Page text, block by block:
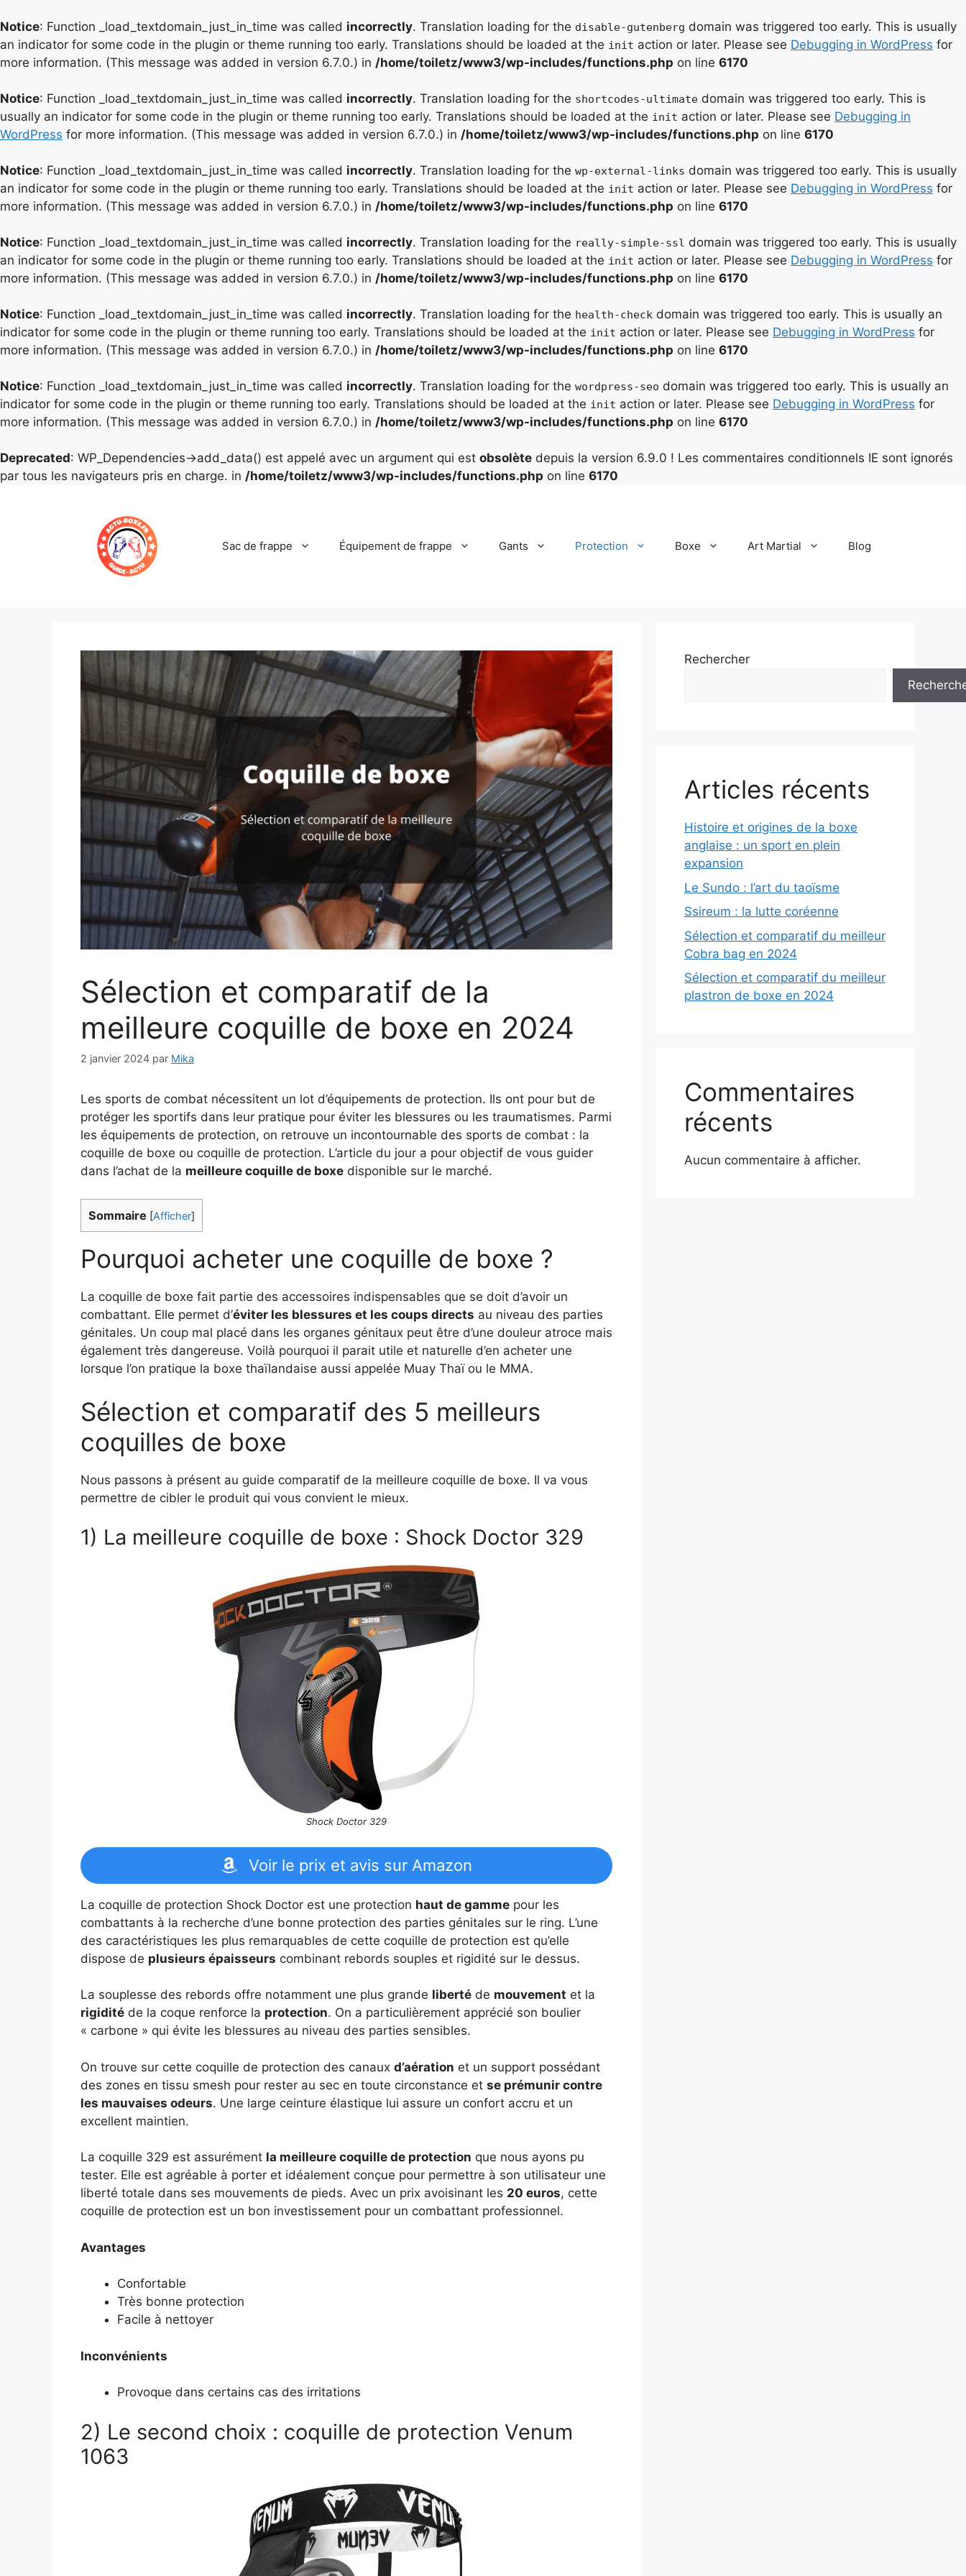
Notice: Function _load_textdomain_just_in_time was called incorrectly. Translation loading for the disable-gutenberg domain was triggered too early. This is usually
an indicator for some code in the plugin or theme running too early. Translations should be loaded at the init action or later. Please see Debugging in WordPress for
more information. (This message was added in version 6.7.0.) in /home/toiletz/www3/wp-includes/functions.php on line 6170
Notice: Function _load_textdomain_just_in_time was called incorrectly. Translation loading for the shortcodes-ultimate domain was triggered too early. This is
usually an indicator for some code in the plugin or theme running too early. Translations should be loaded at the init action or later. Please see Debugging in
WordPress for more information. (This message was added in version 6.7.0.) in /home/toiletz/www3/wp-includes/functions.php on line 6170
Notice: Function _load_textdomain_just_in_time was called incorrectly. Translation loading for the wp-external-links domain was triggered too early. This is usually
an indicator for some code in the plugin or theme running too early. Translations should be loaded at the init action or later. Please see Debugging in WordPress for
more information. (This message was added in version 6.7.0.) in /home/toiletz/www3/wp-includes/functions.php on line 6170
Notice: Function _load_textdomain_just_in_time was called incorrectly. Translation loading for the really-simple-ssl domain was triggered too early. This is usually
an indicator for some code in the plugin or theme running too early. Translations should be loaded at the init action or later. Please see Debugging in WordPress for
more information. (This message was added in version 6.7.0.) in /home/toiletz/www3/wp-includes/functions.php on line 6170
Notice: Function _load_textdomain_just_in_time was called incorrectly. Translation loading for the health-check domain was triggered too early. This is usually an
indicator for some code in the plugin or theme running too early. Translations should be loaded at the init action or later. Please see Debugging in WordPress for
more information. (This message was added in version 6.7.0.) in /home/toiletz/www3/wp-includes/functions.php on line 6170
Notice: Function _load_textdomain_just_in_time was called incorrectly. Translation loading for the wordpress-seo domain was triggered too early. This is usually an
indicator for some code in the plugin or theme running too early. Translations should be loaded at the init action or later. Please see Debugging in WordPress for
more information. (This message was added in version 6.7.0.) in /home/toiletz/www3/wp-includes/functions.php on line 6170
Deprecated: WP_Dependencies->add_data() est appelé avec un argument qui est obsolète depuis la version 6.9.0 ! Les commentaires conditionnels IE sont ignorés
par tous les navigateurs pris en charge. in /home/toiletz/www3/wp-includes/functions.php on line 6170
Sac de frappe Équipement de frappe Gants Protection Boxe Art Martial Blog
Sélection et comparatif de la
meilleure coquille de boxe en 2024
2 janvier 2024 par Mika
Les sports de combat nécessitent un lot d’équipements de protection. Ils ont pour but de
protéger les sportifs dans leur pratique pour éviter les blessures ou les traumatismes. Parmi
les équipements de protection, on retrouve un incontournable des sports de combat : la
coquille de boxe ou coquille de protection. L’article du jour a pour objectif de vous guider
dans l’achat de la meilleure coquille de boxe disponible sur le marché.
Sommaire [Afficher]
Pourquoi acheter une coquille de boxe ?
La coquille de boxe fait partie des accessoires indispensables que se doit d’avoir un
combattant. Elle permet d’éviter les blessures et les coups directs au niveau des parties
génitales. Un coup mal placé dans les organes génitaux peut être d’une douleur atroce mais
également très dangereuse. Voilà pourquoi il parait utile et naturelle d’en acheter une
lorsque l’on pratique la boxe thaïlandaise aussi appelée Muay Thaï ou le MMA.
Sélection et comparatif des 5 meilleurs
coquilles de boxe
Nous passons à présent au guide comparatif de la meilleure coquille de boxe. Il va vous
permettre de cibler le produit qui vous convient le mieux.
1) La meilleure coquille de boxe : Shock Doctor 329
Shock Doctor 329
Voir le prix et avis sur Amazon
La coquille de protection Shock Doctor est une protection haut de gamme pour les
combattants à la recherche d’une bonne protection des parties génitales sur le ring. L’une
des caractéristiques les plus remarquables de cette coquille de protection est qu’elle
dispose de plusieurs épaisseurs combinant rebords souples et rigidité sur le dessus.
La souplesse des rebords offre notamment une plus grande liberté de mouvement et la
rigidité de la coque renforce la protection. On a particulièrement apprécié son boulier
« carbone » qui évite les blessures au niveau des parties sensibles.
On trouve sur cette coquille de protection des canaux d’aération et un support possédant
des zones en tissu smesh pour rester au sec en toute circonstance et se prémunir contre
les mauvaises odeurs. Une large ceinture élastique lui assure un confort accru et un
excellent maintien.
La coquille 329 est assurément la meilleure coquille de protection que nous ayons pu
tester. Elle est agréable à porter et idéalement conçue pour permettre à son utilisateur une
liberté totale dans ses mouvements de pieds. Avec un prix avoisinant les 20 euros, cette
coquille de protection est un bon investissement pour un combattant professionnel.
Avantages
Confortable
Très bonne protection
Facile à nettoyer
Inconvénients
Provoque dans certains cas des irritations
2) Le second choix : coquille de protection Venum
1063
Rechercher
Articles récents
Histoire et origines de la boxe
anglaise : un sport en plein
expansion
Le Sundo : l’art du taoïsme
Ssireum : la lutte coréenne
Sélection et comparatif du meilleur
Cobra bag en 2024
Sélection et comparatif du meilleur
plastron de boxe en 2024
Commentaires
récents
Aucun commentaire à afficher.